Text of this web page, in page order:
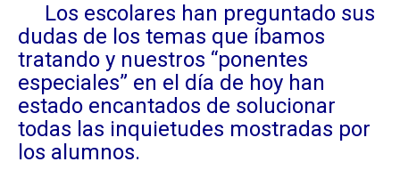
Los escolares han preguntado sus
dudas de los temas que íbamos
tratando y nuestros “ponentes
especiales” en el día de hoy han
estado encantados de solucionar
todas las inquietudes mostradas por
los alumnos.